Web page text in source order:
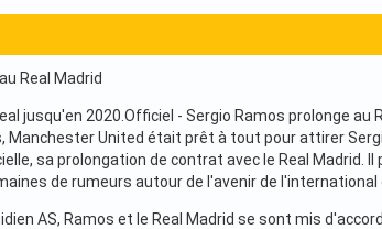
Real Madrid
jusqu'en 2020.Officiel - Sergio Ramos prolonge au
Manchester United était prêt à tout pour attirer
sa prolongation de contrat avec le Real Madrid.
de rumeurs autour de l'avenir de l'international
AS, Ramos et le Real Madrid se sont mis